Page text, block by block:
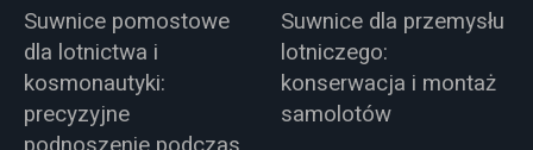
Suwnice pomostowe
dla lotnictwa i
kosmonautyki:
precyzyjne
Suwnice dla przemysłu
lotniczego:
konserwacja i montaż
samolotów